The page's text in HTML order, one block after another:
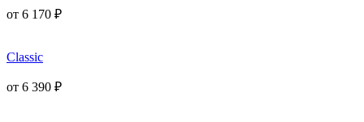
от 6 170 ₽
Classic
от 6 390 ₽